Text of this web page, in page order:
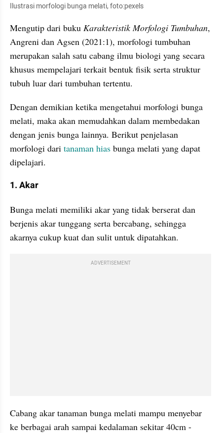
Ilustrasi morfologi bunga melati, foto:pexels
Mengutip dari buku Karakteristik Morfologi Tumbuhan,
Angreni dan Agsen (2021:1), morfologi tumbuhan
merupakan salah satu cabang ilmu biologi yang secara
khusus mempelajari terkait bentuk fisik serta struktur
tubuh luar dari tumbuhan tertentu.
Dengan demikian ketika mengetahui morfologi bunga
melati, maka akan memudahkan dalam membedakan
dengan jenis bunga lainnya. Berikut penjelasan
morfologi dari tanaman hias bunga melati yang dapat
dipelajari.
1. Akar
Bunga melati memiliki akar yang tidak berserat dan
berjenis akar tunggang serta bercabang, sehingga
akarnya cukup kuat dan sulit untuk dipatahkan.
ADVERTISEMENT
Cabang akar tanaman bunga melati mampu menyebar
ke berbagai arah sampai kedalaman sekitar 40cm -